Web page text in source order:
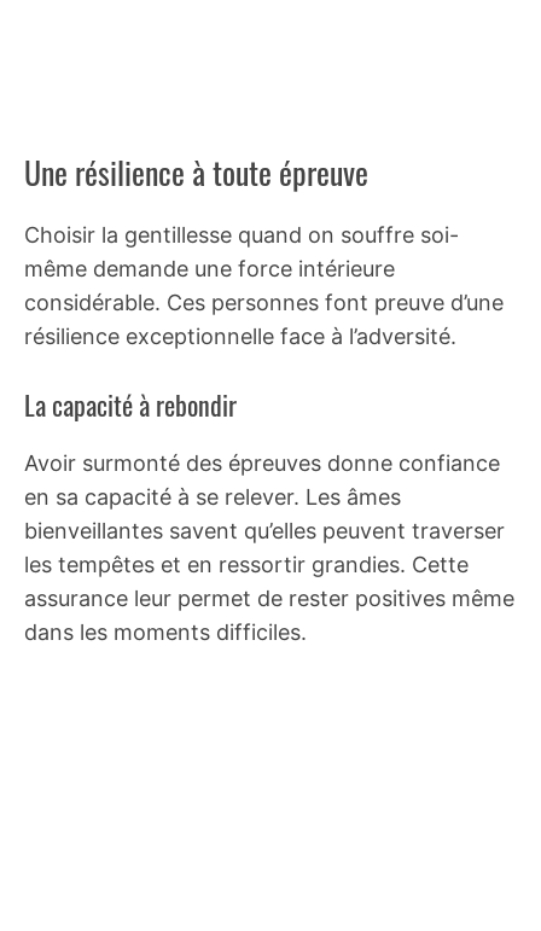
Une résilience à toute épreuve
Choisir la gentillesse quand on souffre soi-
même demande une force intérieure
considérable. Ces personnes font preuve d’une
résilience exceptionnelle face à l’adversité.
La capacité à rebondir
Avoir surmonté des épreuves donne confiance
en sa capacité à se relever. Les âmes
bienveillantes savent qu’elles peuvent traverser
les tempêtes et en ressortir grandies. Cette
assurance leur permet de rester positives même
dans les moments difficiles.